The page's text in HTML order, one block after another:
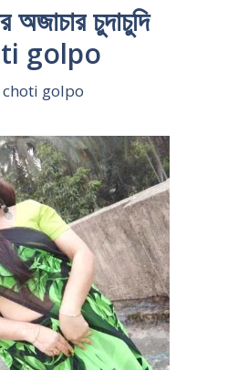
চুদাচুদি
golpo
choti golpo